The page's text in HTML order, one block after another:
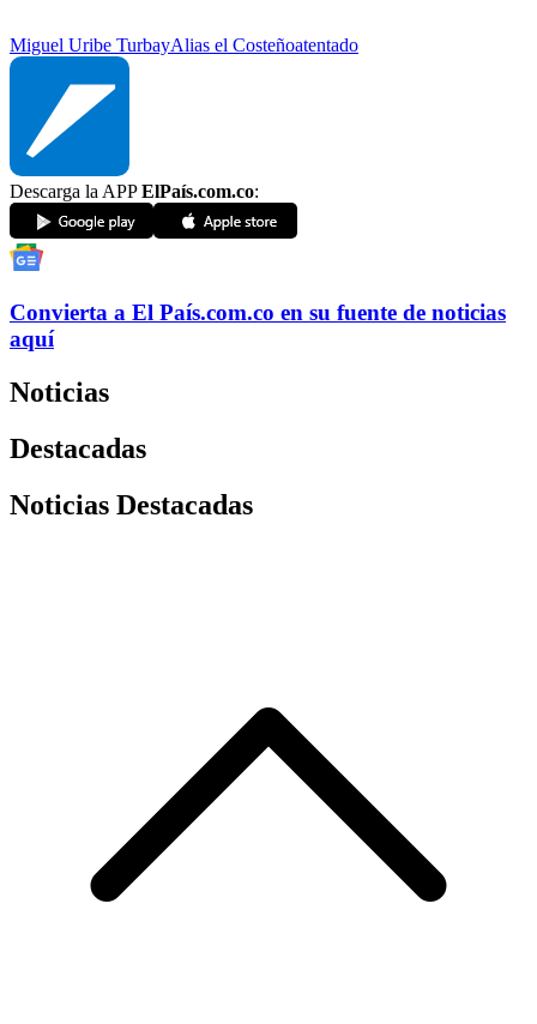
Miguel Uribe TurbayAlias el Costeñoatentado
Descarga la APPElPaís.com.co:
Convierta a El País.com.co en su fuente de noticias
aquí
Noticias
Destacadas
Noticias Destacadas